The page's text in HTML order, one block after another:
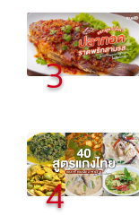
3
4